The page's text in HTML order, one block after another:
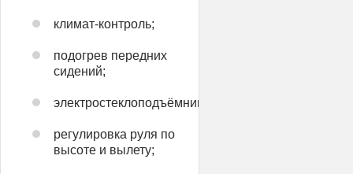
климат-контроль;
подогрев передних
сидений;
электростеклоподъёмники;
регулировка руля по
высоте и вылету;